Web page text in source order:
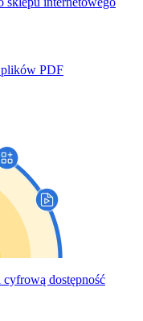
plików PDF
dostępność